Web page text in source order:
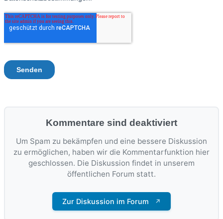
Kommentare sind deaktiviert
Um Spam zu bekämpfen und eine bessere Diskussion
zu ermöglichen, haben wir die Kommentarfunktion hier
geschlossen. Die Diskussion findet in unserem
öffentlichen Forum statt.
Zur Diskussion im Forum ↗